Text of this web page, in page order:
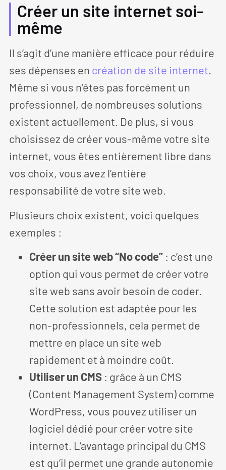
Créer un site internet soi-
même
Il s’agit d’une manière efficace pour réduire
ses dépenses en création de site internet.
Même si vous n’êtes pas forcément un
professionnel, de nombreuses solutions
existent actuellement. De plus, si vous
choisissez de créer vous-même votre site
internet, vous êtes entièrement libre dans
vos choix, vous avez l’entière
responsabilité de votre site web.
Plusieurs choix existent, voici quelques
exemples :
Créer un site web “No code”: c’est une
option qui vous permet de créer votre
site web sans avoir besoin de coder.
Cette solution est adaptée pour les
non-professionnels, cela permet de
mettre en place un site web
rapidement et à moindre coût.
Utiliser un CMS: grâce à un CMS
(Content Management System) comme
WordPress, vous pouvez utiliser un
logiciel dédié pour créer votre site
internet. L’avantage principal du CMS
est qu’il permet une grande autonomie